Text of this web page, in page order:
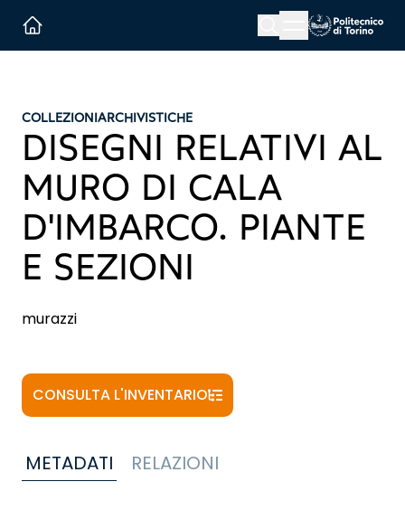
Menu button
COLLEZIONIARCHIVISTICHE
DISEGNI RELATIVI AL
MURO DI CALA
D'IMBARCO. PIANTE
E SEZIONI
murazzi
CONSULTA L'INVENTARIO
METADATI RELAZIONI